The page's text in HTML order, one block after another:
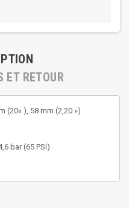
ET RETOUR
(20« ), 58 mm (2,20 »)
bar (65 PSI)